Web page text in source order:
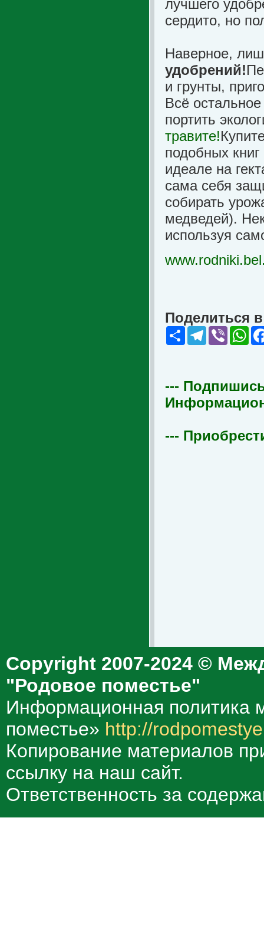
лучшего
сердито, но
Наверное,
удобрений!
и грунты,
Всё
портить
травите!
подобных
идеале на
сама себя
собирать
медведей).
используя
Поделиться
Share Telegram
Viber
---
---
Copyright 2007-2024 ©
"Родовое поместье"
Информационная политика
поместье» http://
Копирование материалов
ссылку на наш сайт.
Ответственность за